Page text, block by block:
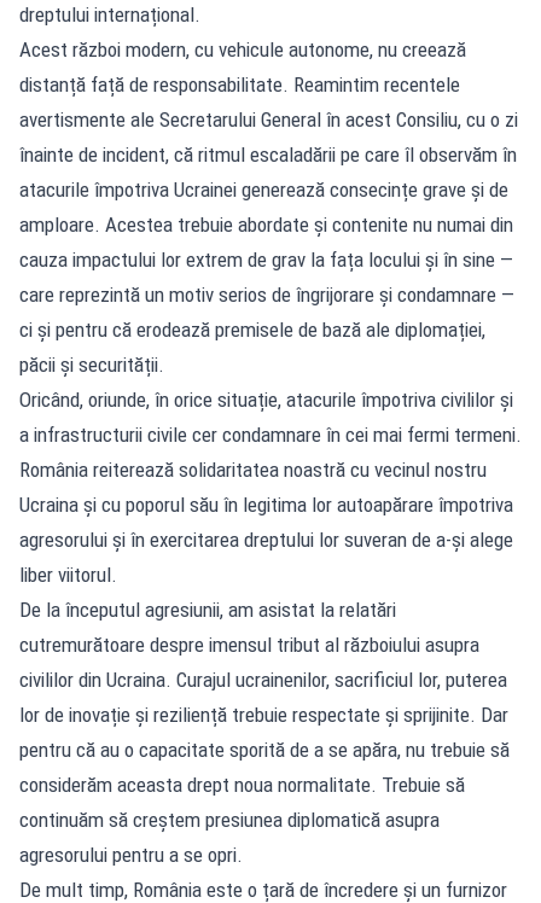
dreptului internațional.
Acest război modern, cu vehicule autonome, nu creează
distanță față de responsabilitate. Reamintim recentele
avertismente ale Secretarului General în acest Consiliu, cu o zi
înainte de incident, că ritmul escaladării pe care îl observăm în
atacurile împotriva Ucrainei generează consecințe grave și de
amploare. Acestea trebuie abordate și contenite nu numai din
cauza impactului lor extrem de grav la fața locului și în sine —
care reprezintă un motiv serios de îngrijorare și condamnare —
ci și pentru că erodează premisele de bază ale diplomației,
păcii și securității.
Oricând, oriunde, în orice situație, atacurile împotriva civililor și
a infrastructurii civile cer condamnare în cei mai fermi termeni.
România reiterează solidaritatea noastră cu vecinul nostru
Ucraina și cu poporul său în legitima lor autoapărare împotriva
agresorului și în exercitarea dreptului lor suveran de a-și alege
liber viitorul.
De la începutul agresiunii, am asistat la relatări
cutremurătoare despre imensul tribut al războiului asupra
civililor din Ucraina. Curajul ucrainenilor, sacrificiul lor, puterea
lor de inovație și reziliență trebuie respectate și sprijinite. Dar
pentru că au o capacitate sporită de a se apăra, nu trebuie să
considerăm aceasta drept noua normalitate. Trebuie să
continuăm să creștem presiunea diplomatică asupra
agresorului pentru a se opri.
De mult timp, România este o țară de încredere și un furnizor